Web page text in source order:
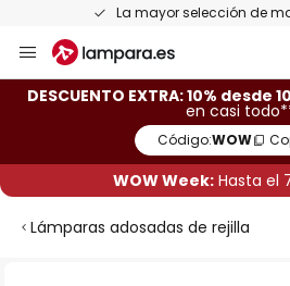
La mayor selección de
al
contenido
DESCUENTO EXTRA: 10% desde
en casi
Código:WOW
WOW Week: Hasta el
Lámparas adosadas de rejilla